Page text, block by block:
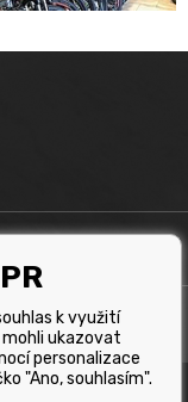
k využití
ukazovat
personalizace
"Ano, souhlasím".